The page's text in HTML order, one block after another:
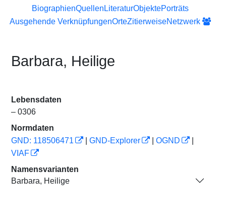
BiographienQuellen LiteraturObjektePorträts
Ausgehende VerknüpfungenOrteZitierweiseNetzwerk
Barbara, Heilige
Lebensdaten
– 0306
Normdaten
GND: 118506471
GND-Explorer OGND
VIAF
Namensvarianten
Barbara, Heilige